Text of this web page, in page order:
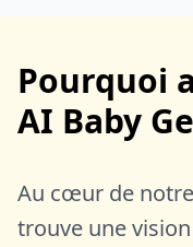
Pourquoi
AI Baby
Au cœur de
trouve une